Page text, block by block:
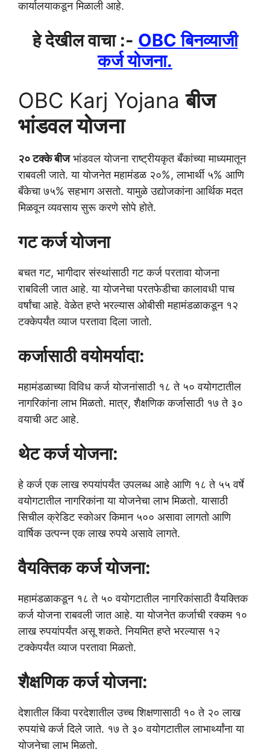
कार्यालयाकडून मिळाली आहे.
हे देखील वाचा :- OBC बिनव्याजी
कर्ज योजना.
OBC Karj Yojanaबीज
भांडवल योजना
२० टक्के बीजभांडवल योजना राष्ट्रीयकृत बँकांच्या माध्यमातून
राबवली जाते. या योजनेत महामंडळ २०%, लाभार्थी ५% आणि
बँकेचा ७५% सहभाग असतो. यामुळे उद्योजकांना आर्थिक मदत
मिळवून व्यवसाय सुरू करणे सोपे होते.
गट कर्ज योजना
बचत गट, भागीदार संस्थांसाठी गट कर्ज परतावा योजना
राबविली जात आहे. या योजनेचा परतफेडीचा कालावधी पाच
वर्षांचा आहे. वेळेत हप्ते भरल्यास ओबीसी महामंडळाकडून १२
टक्केपर्यंत व्याज परतावा दिला जातो.
कर्जासाठी वयोमर्यादा:
महामंडळाच्या विविध कर्ज योजनांसाठी १८ ते ५० वयोगटातील
नागरिकांना लाभ मिळतो. मात्र, शैक्षणिक कर्जासाठी १७ ते ३०
वयाची अट आहे.
थेट कर्ज योजना:
हे कर्ज एक लाख रुपयांपर्यंत उपलब्ध आहे आणि १८ ते ५५ वर्षे
वयोगटातील नागरिकांना या योजनेचा लाभ मिळतो. यासाठी
सिचील क्रेडिट स्कोअर किमान ५०० असावा लागतो आणि
वार्षिक उत्पन्न एक लाख रुपये असावे लागते.
वैयक्तिक कर्ज योजना:
महामंडळाकडून १८ ते ५० वयोगटातील नागरिकांसाठी वैयक्तिक
कर्ज योजना राबवली जात आहे. या योजनेत कर्जाची रक्कम १०
लाख रुपयांपर्यंत असू शकते. नियमित हप्ते भरल्यास १२
टक्केपर्यंत व्याज परतावा मिळतो.
शैक्षणिक कर्ज योजना:
देशातील किंवा परदेशातील उच्च शिक्षणासाठी १० ते २० लाख
रुपयांचे कर्ज दिले जाते. १७ ते ३० वयोगटातील लाभार्थ्यांना या
योजनेचा लाभ मिळतो.